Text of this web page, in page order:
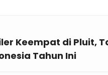
Keempat di Pluit,
Tahun Ini